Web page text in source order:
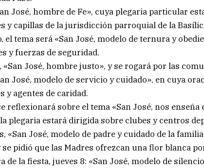
José, hombre de Fe», cuya plegaria particular
y capillas de la jurisdicción parroquial de la
el tema será «San José, modelo de ternura y
y fuerzas de seguridad.
«San José, hombre justo», y se rogará por las
José, modelo de servicio y cuidado», en cuya
y agentes de caridad.
reflexionará sobre el tema «San José, nos
plegaria estará dirigida sobre clubes y centros
«San José, modelo de padre y cuidado de la
pidió que las Madres ofrezcan una flor blanca
de la fiesta, jueves 8: «San José, modelo de